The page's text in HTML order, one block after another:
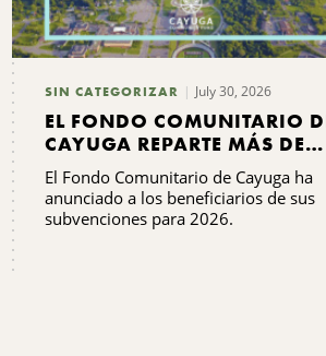
SIN CATEGORIZAR July 30, 2026
EL FONDO COMUNITARIO
CAYUGA REPARTE MÁS DE
165 000 DÓLARES EN
SUBVENCIONES
El Fondo Comunitario de Cayuga ha
anunciado a los beneficiarios de sus
subvenciones para 2026.